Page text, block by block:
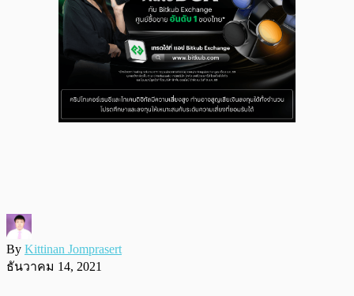
By Kittinan Jomprasert
ธันวาคม 14, 2021